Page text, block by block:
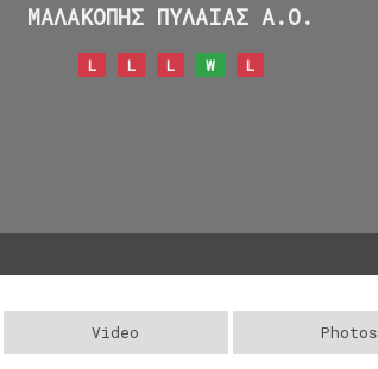
ΜΑΛΑΚΟΠΗΣ ΠΥΛΑΙΑΣ Α.Ο.
L L L W L
Video Photos